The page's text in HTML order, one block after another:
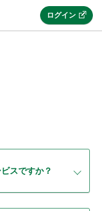
ログイン
スですか？